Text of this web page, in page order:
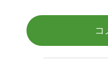
コ